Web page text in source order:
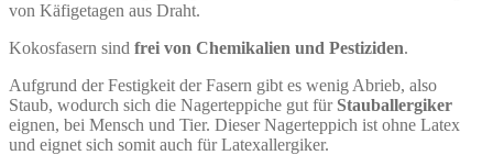
von Käfigetagen aus Draht.
Kokosfasern sind frei von Chemikalien und Pestiziden.
Aufgrund der Festigkeit der Fasern gibt es wenig Abrieb, also
Staub, wodurch sich die Nagerteppiche gut für Stauballergiker
eignen, bei Mensch und Tier. Dieser Nagerteppich ist ohne Latex
und eignet sich somit auch für Latexallergiker.